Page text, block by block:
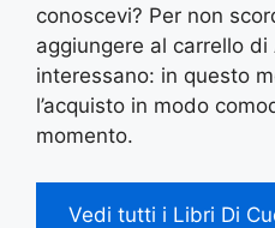
conoscevi? Per non
aggiungere al carrello
interessano: in questo
l’acquisto in modo
momento.
Vedi tutti i Libri Di